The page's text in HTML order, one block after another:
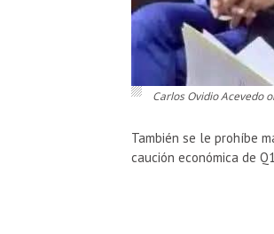
Carlos Ovidio Acevedo
También se le prohíbe
caución económica de